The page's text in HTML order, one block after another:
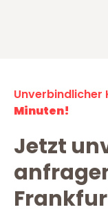
Minuten!
Jetzt